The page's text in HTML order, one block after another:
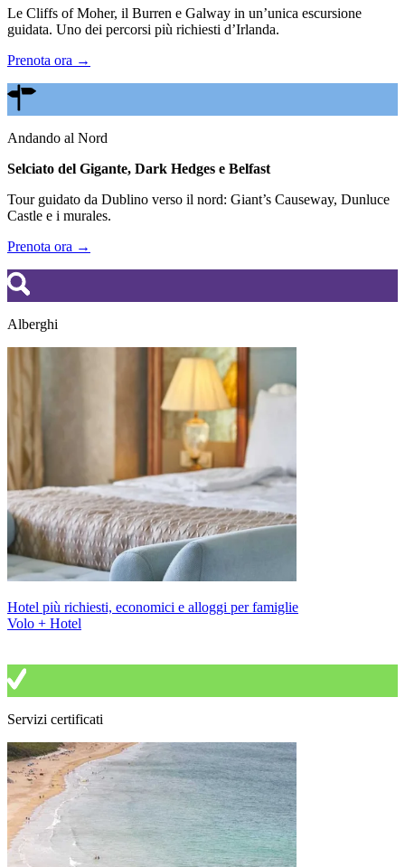
Le Cliffs of Moher, il Burren e Galway in un’unica escursione
guidata. Uno dei percorsi più richiesti d’Irlanda.
Prenota ora →
Andando al Nord
Selciato del Gigante, Dark Hedges e Belfast
Tour guidato da Dublino verso il nord: Giant’s Causeway, Dunluce
Castle e i murales.
Prenota ora →
Alberghi
Hotel più richiesti, economici e alloggi per famiglie
Volo + Hotel
Servizi certificati